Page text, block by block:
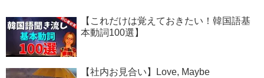
【これだけは覚えておきたい！韓国語基
本動詞100選】
【社内お見合い】Love, Maybe